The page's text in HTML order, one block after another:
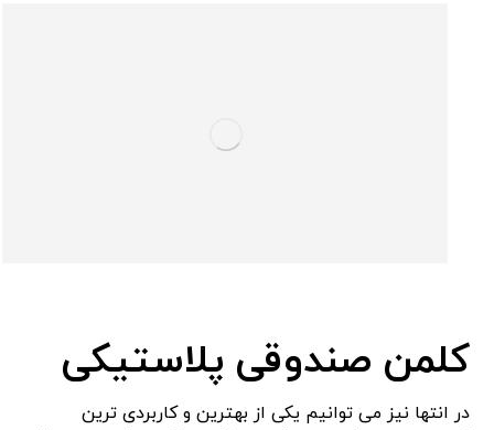
کلمن صندوقی پلاستیکی
در انتها نیز می توانیم یکی از بهترین و کاربردی ترین